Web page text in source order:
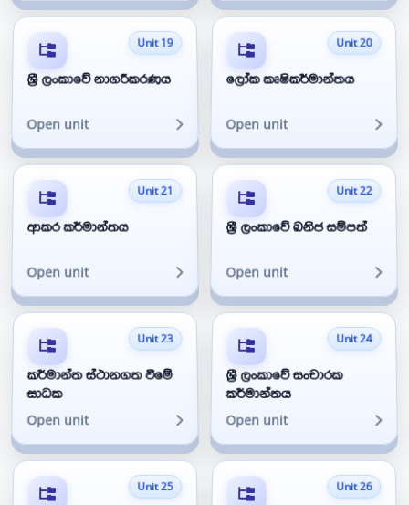
Unit 19
ශ්‍රී ලංකාවේ නාගරීකරණය
Open unit
Unit 20
ලෝක කෘෂිකර්මාන්තය
Open unit
Unit 21
ආකර කර්මාන්තය
Open unit
Unit 22
ශ්‍රී ලංකාවේ ඛනිජ සම්පත්
Open unit
Unit 23
කර්මාන්ත ස්ථානගත වීමේ
සාධක
Open unit
Unit 24
ශ්‍රී ලංකාවේ සංචාරක
කර්මාන්තය
Open unit
Unit 25 Unit 26